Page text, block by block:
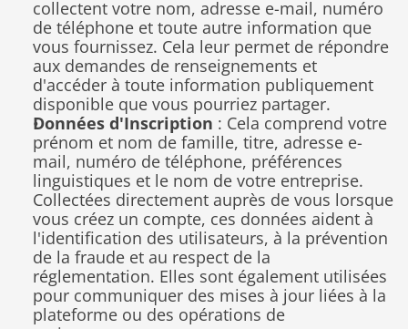
collectent votre nom, adresse e-mail, numéro
de téléphone et toute autre information que
vous fournissez. Cela leur permet de répondre
aux demandes de renseignements et
d'accéder à toute information publiquement
disponible que vous pourriez partager.
Données d'Inscription : Cela comprend votre
prénom et nom de famille, titre, adresse e-
mail, numéro de téléphone, préférences
linguistiques et le nom de votre entreprise.
Collectées directement auprès de vous lorsque
vous créez un compte, ces données aident à
l'identification des utilisateurs, à la prévention
de la fraude et au respect de la
réglementation. Elles sont également utilisées
pour communiquer des mises à jour liées à la
plateforme ou des opérations de